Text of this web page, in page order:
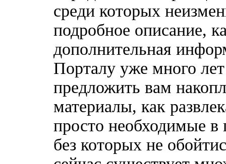
среди которых
подробное описание,
дополнительная
Порталу уже много
предложить вам
материалы, как
просто необходимые в
без которых не